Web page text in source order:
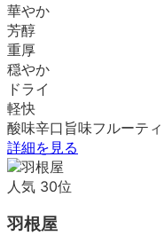
華やか
芳醇
重厚
穏やか
ドライ
軽快
酸味辛口 旨味フルーティ
詳細を見る
人気 30位
羽根屋